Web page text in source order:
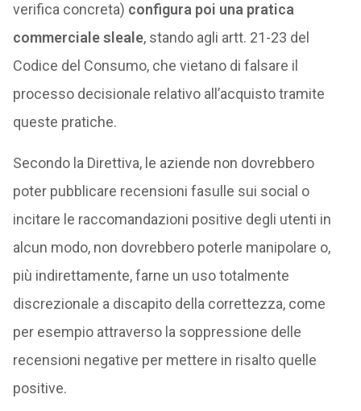
verifica concreta) configura poi una pratica
commerciale sleale, stando agli artt. 21-23 del
Codice del Consumo, che vietano di falsare il
processo decisionale relativo all’acquisto tramite
queste pratiche.
Secondo la Direttiva, le aziende non dovrebbero
poter pubblicare recensioni fasulle sui social o
incitare le raccomandazioni positive degli utenti in
alcun modo, non dovrebbero poterle manipolare o,
più indirettamente, farne un uso totalmente
discrezionale a discapito della correttezza, come
per esempio attraverso la soppressione delle
recensioni negative per mettere in risalto quelle
positive.